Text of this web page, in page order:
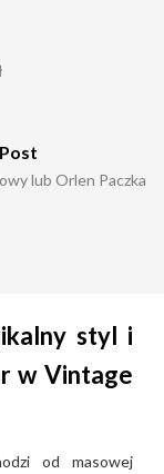
lub Orlen Paczka
styl i
w Vintage
od masowej